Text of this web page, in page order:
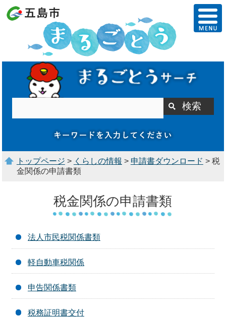
トップページ > くらしの情報 > 申請書ダウンロード > 税
金関係の申請書類
税金関係の申請書類
法人市民税関係書類
軽自動車税関係
申告関係書類
税務証明書交付